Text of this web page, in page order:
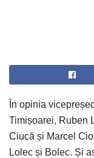
În opinia
Timișoarei, Ruben
Ciucă și Marcel
Lolec și Bolec. Și